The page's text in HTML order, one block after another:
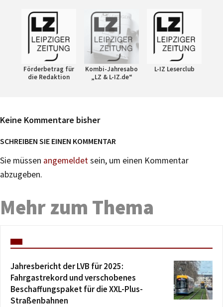
Förderbetrag für
die Redaktion
Kombi-Jahresabo
„LZ & L-IZ.de“
L-IZ Leserclub
Keine Kommentare bisher
SCHREIBEN SIE EINEN KOMMENTAR
Sie müssen angemeldetsein, um einen Kommentar
abzugeben.
Mehr zum Thema
Jahresbericht der LVB für 2025:
Fahrgastrekord und verschobenes
Beschaffungspaket für die XXL-Plus-
Straßenbahnen